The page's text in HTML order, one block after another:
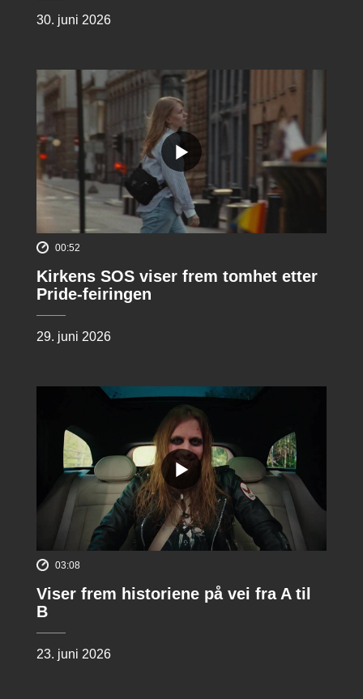
30. juni 2026
00:52
Kirkens SOS viser frem tomhet etter
Pride-feiringen
29. juni 2026
03:08
Viser frem historiene på vei fra A til
B
23. juni 2026